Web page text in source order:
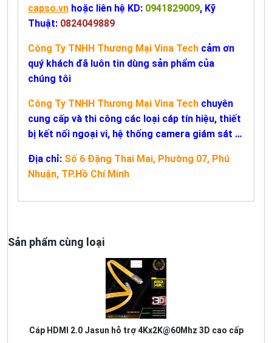
capso.vn hoặc liên hệ KD: 0941829009, Kỹ
Thuật: 0824049889
Công Ty TNHH Thương Mại Vina Tech cảm ơn
quý khách đã luôn tin dùng sản phẩm của
chúng tôi
Công Ty TNHH Thương Mại Vina Tech chuyên
cung cấp và thi công các loại cáp tín hiệu, thiết
bị kết nối ngoại vi, hệ thống camera giám sát …
Địa chỉ: Số 6 Đặng Thai Mai, Phường 07, Phú
Nhuận, TP.Hồ Chí Minh
Sản phẩm cùng loại
Cáp HDMI 2.0 Jasun hỗ trợ 4Kx2K@60Mhz 3D cao cấp